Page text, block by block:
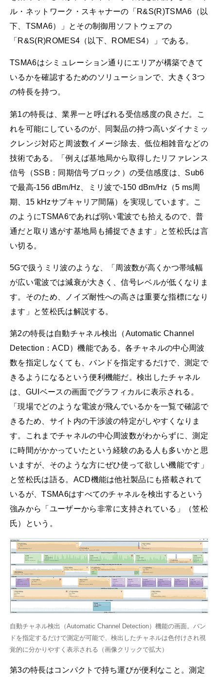
ル・ネットワーク・スキャナーの「R&S(R)TSMA6（以
下、TSMA6）」とその制御用ソフトウェアの
「R&S(R)ROMES4（以下、ROMES4）」である。
TSMA6はシミュレーション通りにエリアが構築できて
いるかを確認するためのソリューションで、大きく3つ
の特長を持つ。
第1の特長は、業界一と呼ばれる受信感度の良さだ。こ
れを可能にしているのが、同製品の持つ高いダイナミッ
クレンジ対応と周波数イメージ除去、低位相雑音などの
技術である。「例えば基地局から取得したリファレンス
信号（SSB：同期信号ブロック）の受信感度は、Sub6
で最高-156 dBm/Hz、ミリ波で-150 dBm/Hz（5 ms周
期、15 kHzサブキャリア間隔）を実現しています。こ
のようにTSMA6であれば弱い電波でも拾えるので、普
通だと取り逃がす基地局も捕捉できます」と笠松氏は言
い切る。
5Gで扱うミリ波のような、「周波数が高くかつ帯域幅
が広い電波では減衰が大きく、信号レベルが低くなりま
す。そのため、ノイズ耐性への高さは重要な指標になり
ます」と笠松氏は解説する。
第2の特長は自動チャネル検出（Automatic Channel
Detection：ACD）機能である。各チャネルの中心周波
数を指定しなくても、バンドを指定するだけで、測定で
きるようになるという便利機能だ。検出したチャネル
は、GUIベースの画面でグラフィカルに表示される。
「現場でどのような電波が飛んでいるかを一覧で確認で
きるため、サイト内の干渉波の特定がしやすくなりま
す。これまでチャネルの中心周波数がわからずに、測定
に時間がかかっていたという経験のある人も多いかと思
いますが、そのような方にぜひ使って欲しい機能です」
と笠松氏は語る。ACD機能は他社製品にも搭載されて
いるが、TSMA6はすべてのチャネルを検出するという
強みから「ユーザーから非常に支持されている」（笠松
氏）という。
自動チャネル検出（Automatic Channel Detection）機能の画面。バン
ドを指定するだけで測定が可能で、検出したチャネルは色付けされ視
覚的に分かりやすく表示される（画像クリックで拡大）
第3の特長はコンパクトで持ち運びが便利なこと。測定